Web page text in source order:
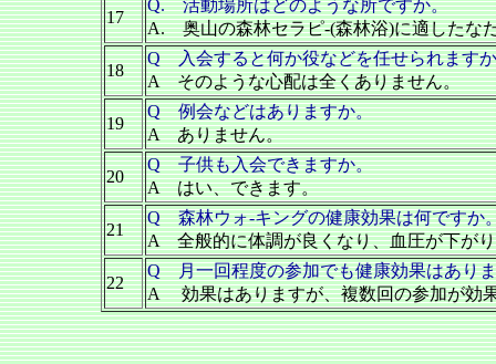
17
Q. 活動場所はどのような所ですか。
A. 奥山の森林セラピ-(森林浴)に適したな
18
Q 入会すると何か役などを任せられます
A そのような心配は全くありません。
19
Q 例会などはありますか。
A ありません。
20
Q 子供も入会できますか。
A はい、できます。
21
Q 森林ウォ-キングの健康効果は何ですか
A 全般的に体調が良くなり、血圧が下が
22
Q 月一回程度の参加でも健康効果はあり
A 効果はありますが、複数回の参加が効